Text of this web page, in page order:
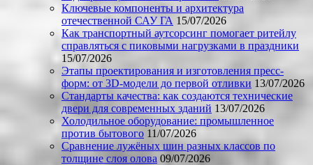
Ключевые компоненты и архитектура
отечественной САУ ГА 15/07/2026
Как транспортный аутсорсинг помогает ритейлу
справляться с пиковыми нагрузками в праздники
15/07/2026
Этапы проектирования и изготовления пресс-
форм: от 3D-модели до первой отливки 13/07/2026
Стандарты качества: как создаются технические
двери для современных зданий 13/07/2026
Холодильное оборудование: промышленное
против бытового 11/07/2026
Сравнение лужёных шин разных классов по
толщине слоя олова 09/07/2026